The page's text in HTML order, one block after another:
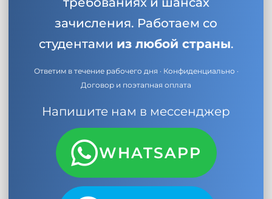
зачисления. Работаем со
студентами из любой страны.
Ответим в течение рабочего дня · Конфиденциально ·
Договор и поэтапная оплата
Напишите нам в мессенджер
WHATSAPP